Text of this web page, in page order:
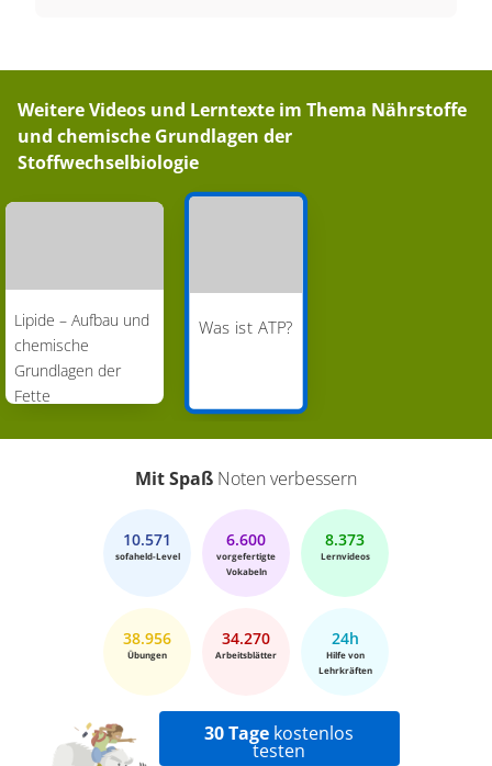
Weitere Videos und Lerntexte im Thema Nährstoffe
und chemische Grundlagen der
Stoffwechselbiologie
Lipide – Aufbau und
chemische
Grundlagen der
Fette
Was ist ATP?
Mit Spaß Noten verbessern
10.571
sofaheld-Level
6.600
vorgefertigte
Vokabeln
8.373
Lernvideos
38.956
Übungen
34.270
Arbeitsblätter
24h
Hilfe von
Lehrkräften
30 Tage kostenlos
testen